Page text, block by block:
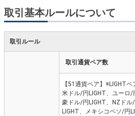
取引基本ルールについて
取引ルール
取引通貨ペア数
【51通貨ペア】※LIGHTペ
米ドル/円LIGHT、ユーロ/
豪ドル/円LIGHT、NZド
LIGHT、メキシコペソ/円